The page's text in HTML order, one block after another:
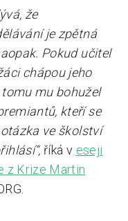
že
je zpětná
Pokud učitel
chápou jeho
mu bohužel
kteří se
ve školství
říká v eseji
z Krize Martin